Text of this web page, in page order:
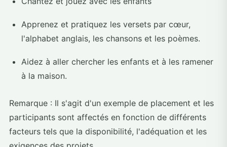
Apprenez et pratiquez les versets par cœur,
l'alphabet anglais, les chansons et les poèmes.
Aidez à aller chercher les enfants et à les ramener
à la maison.
Remarque : Il s'agit d'un exemple de placement et les
participants sont affectés en fonction de différents
facteurs tels que la disponibilité, l'adéquation et les